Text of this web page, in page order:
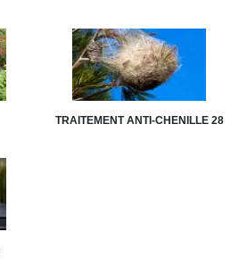
TRAITEMENT ANTI-CHENILLE 28